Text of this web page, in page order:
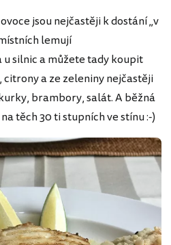
jsou nejčastěji k dostání „v
lemují
silnic a můžete tady koupit
a ze zeleniny nejčastěji
brambory, salát. A běžná
těch 30 ti stupních ve stínu :-)